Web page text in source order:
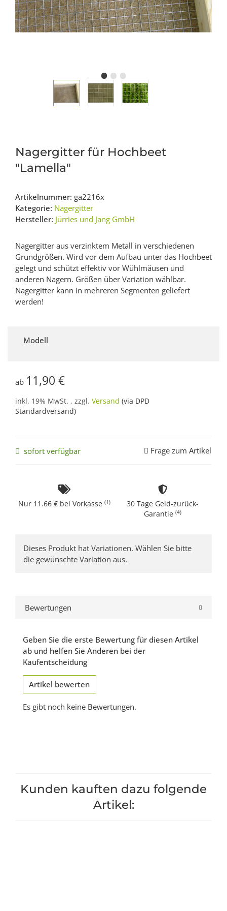
Nagergitter für Hochbeet
"Lamella"
Artikelnummer: ga2216x
Kategorie: Nagergitter
Hersteller: Jürries und Jang GmbH
Nagergitter aus verzinktem Metall in verschiedenen
Grundgrößen. Wird vor dem Aufbau unter das Hochbeet
gelegt und schützt effektiv vor Wühlmäusen und
anderen Nagern. Größen über Variation wählbar.
Nagergitter kann in mehreren Segmenten geliefert
werden!
Modell
ab 11,90 €
inkl. 19% MwSt. , zzgl. Versand (via DPD
Standardversand)
sofort verfügbar Frage zum Artikel
Nur 11.66 € bei Vorkasse (1)
30 Tage Geld-zurück-
Garantie (4)
x
Dieses Produkt hat Variationen. Wählen Sie bitte
die gewünschte Variation aus.
Bewertungen
Geben Sie die erste Bewertung für diesen Artikel
ab und helfen Sie Anderen bei der
Kaufentscheidung
Artikel bewerten
Es gibt noch keine Bewertungen.
Kunden kauften dazu folgende
Artikel: